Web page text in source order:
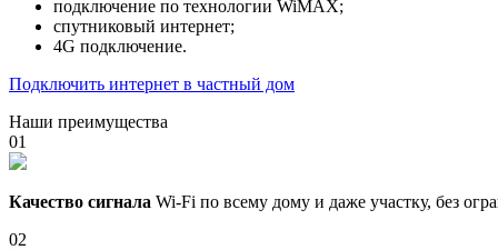
подключение по технологии WiMAX;
спутниковый интернет;
4G подключение.
Подключить интернет в частный дом
Наши преимущества
01
Качество сигнала Wi-Fi по всему дому и даже участку, без
02